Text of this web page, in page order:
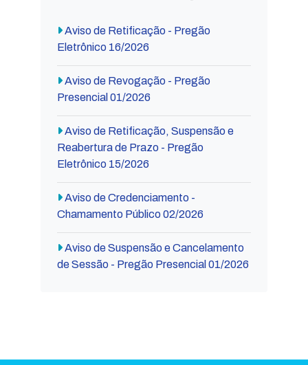
Aviso de Retificação - Pregão
Eletrônico 16/2026
Aviso de Revogação - Pregão
Presencial 01/2026
Aviso de Retificação, Suspensão e
Reabertura de Prazo - Pregão
Eletrônico 15/2026
Aviso de Credenciamento -
Chamamento Público 02/2026
Aviso de Suspensão e Cancelamento
de Sessão - Pregão Presencial 01/2026